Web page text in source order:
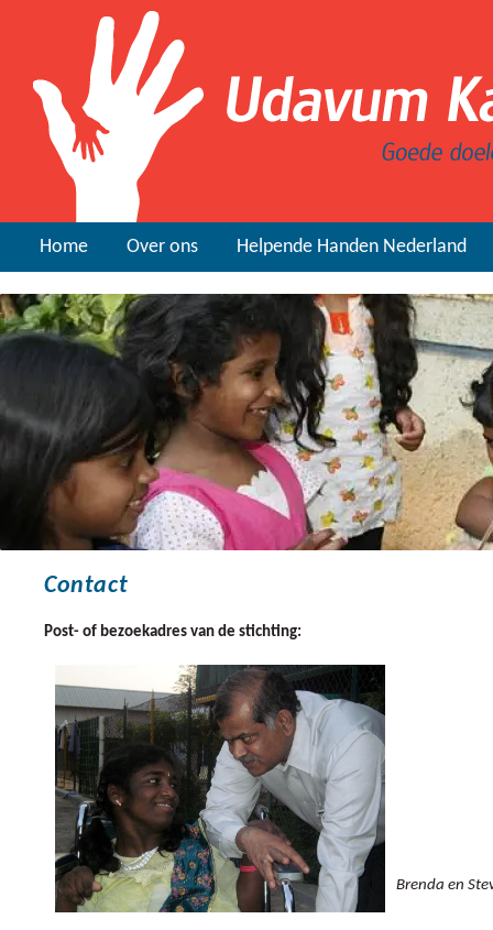
Home Over ons Helpende Handen Nederland
Contact
Post- of bezoekadres van de stichting:
Brenda en